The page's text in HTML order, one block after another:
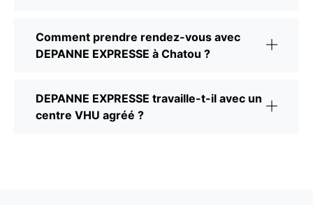
Comment prendre rendez-vous avec
DEPANNE EXPRESSE à Chatou ?
DEPANNE EXPRESSE travaille-t-il avec un
centre VHU agréé ?